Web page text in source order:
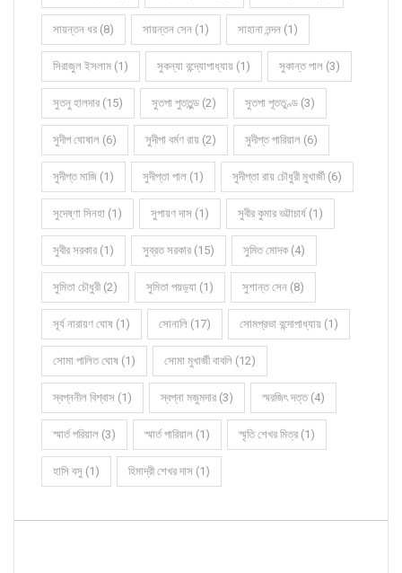
সায়ন্তন ধর (8) সায়ন্তন সেন (1) সাহানা নন্দন (1)
সিরাজুল ইসলাম (1) সুকন্যা বন্দ্যোপাধ্যায় (1) সুকান্ত পাল (3)
সুতনু হালদার (15) সুতপা পুততুন্ড (2) সুতপা পূততুণ্ড (3)
সুদীপ ঘোষাল (6) সুদীপা বর্মণ রায় (2) সুদীপ্ত পারিয়াল (6)
সুদীপ্ত মাজি (1) সুদীপ্তা পাল (1) সুদীপ্তা রায় চৌধুরী মুখার্জী (6)
সুদেষ্ণা সিনহা (1) সুপায়ণ দাস (1) সুবীর কুমার ভট্টাচার্য (1)
সুবীর সরকার (1) সুব্রত সরকার (15) সুমিত মোদক (4)
সুমিতা চৌধুরী (2) সুমিতা পয়ড়্যা (1) সুশান্ত সেন (8)
সূর্য নারায়ণ ঘোষ (1) সোনালি (17) সোমপ্রভা বন্দোপাধ্যায় (1)
সোমা পালিত ঘোষ (1) সোমা মুখার্জী বাবলি (12)
স্বপ্ননীল বিশ্বাস (1) স্বপ্না মজুমদার (3) স্মরজিৎ দত্ত (4)
স্মার্ত পরিয়াল (3) স্মার্ত পারিয়াল (1) স্মৃতি শেখর মিত্র (1)
হাসি বসু (1) হিমাদ্রী শেখর দাস (1)